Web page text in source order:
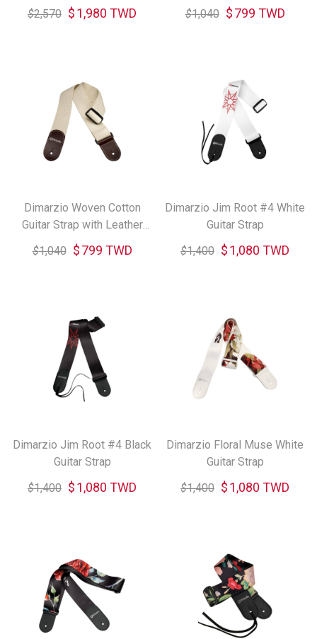
$2,570 $1,980 TWD
$1,040 $799 TWD
Dimarzio Woven Cotton
Guitar Strap with Leather
Ends (共兩色)
$1,040 $799 TWD
Dimarzio Jim Root #4 White
Guitar Strap
$1,400 $1,080 TWD
Dimarzio Jim Root #4 Black
Guitar Strap
$1,400 $1,080 TWD
Dimarzio Floral Muse White
Guitar Strap
$1,400 $1,080 TWD